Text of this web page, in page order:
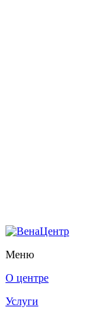
Меню
О центре
Услуги